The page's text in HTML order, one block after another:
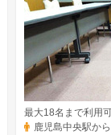
最大18名まで利用
鹿児島中央駅か